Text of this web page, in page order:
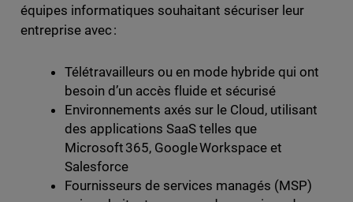
équipes informatiques souhaitant sécuriser leur
entreprise avec :
Télétravailleurs ou en mode hybride qui ont
besoin d’un accès fluide et sécurisé
Environnements axés sur le Cloud, utilisant
des applications SaaS telles que
Microsoft 365, Google Workspace et
Salesforce
Fournisseurs de services managés (MSP)